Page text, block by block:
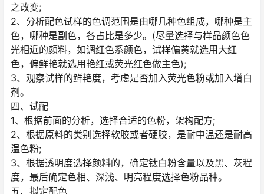
之改变;
2、分析配色试样的色调范围是由哪几种色组成，哪种是主
色，哪种是副色，各占比是多少。(尽量选择与样品颜色色
光相近的颜料，如调红色系颜色，试样偏黄就选用大红
色，偏鲜艳就选用艳红或荧光红色做主色);
3、观察试样的鲜艳度，考虑是否加入荧光色粉或加入增白
剂。
四、试配
1、根据前面的分析，选择合适的色粉，架构配方;
2、根据原料的类别选择软胶或者硬胶，是耐中温还是耐高
温色粉;
3、根据透明度选择颜料的，确定钛白粉含量以及黑、灰程
度，最后确定色相、深浅、明亮程度选择色粉品种。
五、拟定配色